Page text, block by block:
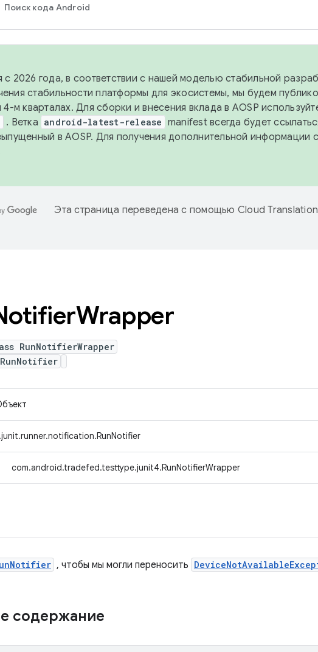
Поиск кода Android
с 2026 года, в соответствии с нашей моделью стабильной
стабильности платформы для экосистемы, мы будем
м кварталах. Для сборки и внесения вклада в AOSP
. Ветка android-latest-release manifest всегда будет
в AOSP. Для получения дополнительной информации
Эта страница переведена с помощью Cloud Translation
Wrapper
RunNotifierWrapper
com.android.tradefed.testtype.junit4.RunNotifierWrapper
, чтобы мы могли переносить
содержание